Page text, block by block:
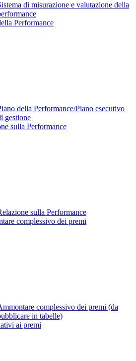
di misurazione e valutazione della
Performance
della Performance/Piano esecutivo
gestione
sulla Performance
sulla Performance
complessivo dei premi
complessivo dei premi (da
in tabelle)
ai premi